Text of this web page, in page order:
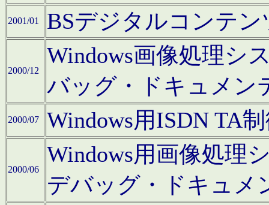
2001/01 BSデジタルコンテ
2000/12
Windows画像処理シ
バッグ・ドキュメン
2000/07 Windows用ISDN TA
2000/06
Windows用画像処理
デバッグ・ドキュメ